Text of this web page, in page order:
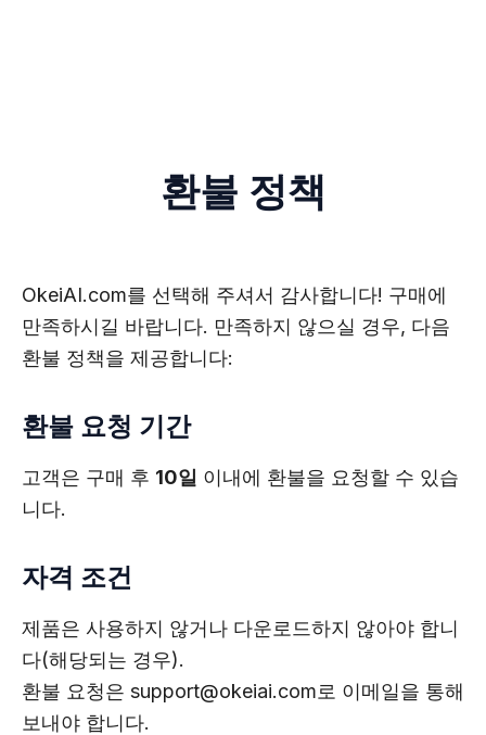
환불 정책
OkeiAI.com를 선택해 주셔서 감사합니다! 구매에
만족하시길 바랍니다. 만족하지 않으실 경우, 다음
환불 정책을 제공합니다:
환불 요청 기간
고객은 구매 후 10일 이내에 환불을 요청할 수 있습
니다.
자격 조건
제품은 사용하지 않거나 다운로드하지 않아야 합니
다(해당되는 경우).
환불 요청은 support@okeiai.com로 이메일을 통해
보내야 합니다.